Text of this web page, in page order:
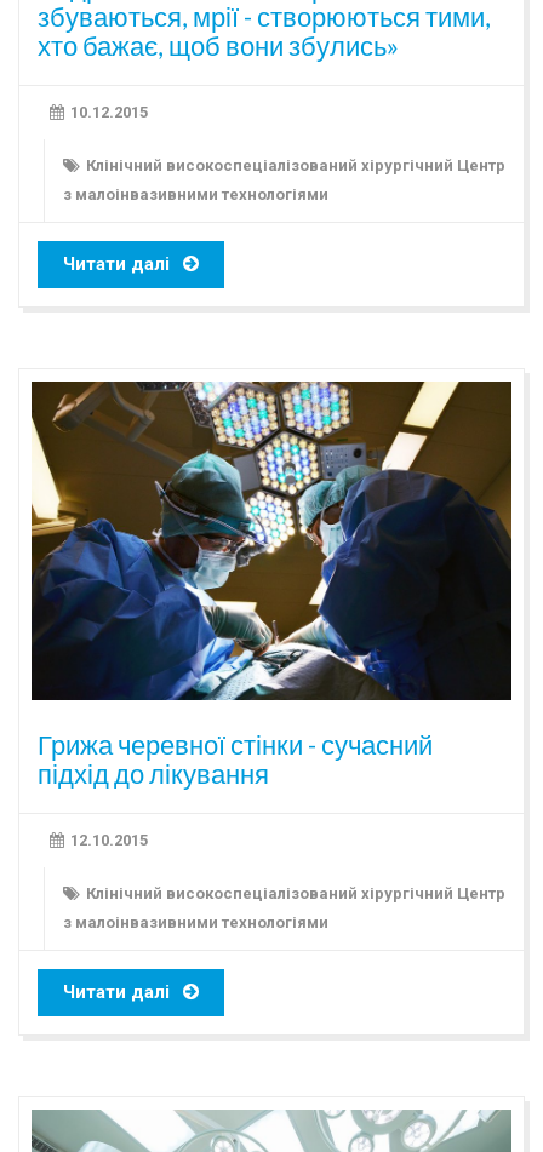
збуваються, мрії - створюються тими,
хто бажає, щоб вони збулись»
10.12.2015
Клінічний високоспеціалізований хірургічний Центр
з малоінвазивними технологіями
Читати далі
Грижа черевної стінки - сучасний
підхід до лікування
12.10.2015
Клінічний високоспеціалізований хірургічний Центр
з малоінвазивними технологіями
Читати далі